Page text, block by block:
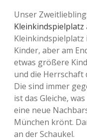
Unser
Kleinkindspielplatz
Kinder, aber am
etwas größere
und die Herrschaft
Die sind immer
ist das Gleiche,
eine neue
München krönt.
an der Schaukel.